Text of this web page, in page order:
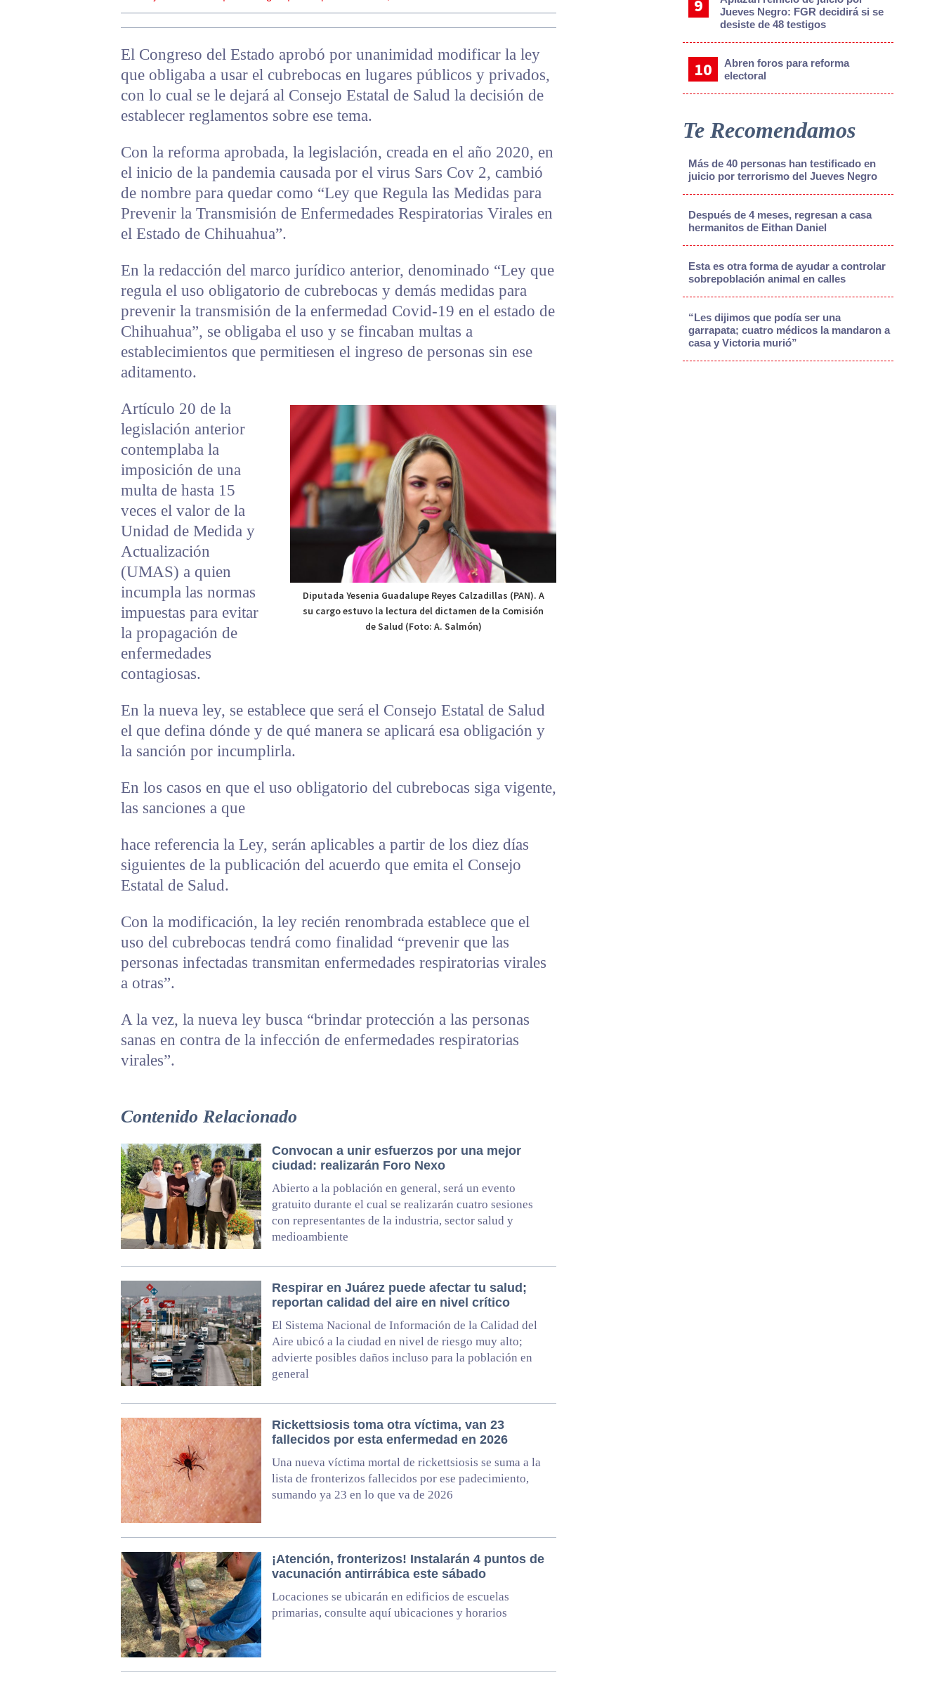
El Congreso del Estado aprobó por unanimidad modificar la ley
que obligaba a usar el cubrebocas en lugares públicos y privados,
con lo cual se le dejará al Consejo Estatal de Salud la decisión de
establecer reglamentos sobre ese tema.
Con la reforma aprobada, la legislación, creada en el año 2020, en
el inicio de la pandemia causada por el virus Sars Cov 2, cambió
de nombre para quedar como “Ley que Regula las Medidas para
Prevenir la Transmisión de Enfermedades Respiratorias Virales en
el Estado de Chihuahua”.
En la redacción del marco jurídico anterior, denominado “Ley que
regula el uso obligatorio de cubrebocas y demás medidas para
prevenir la transmisión de la enfermedad Covid-19 en el estado de
Chihuahua”, se obligaba el uso y se fincaban multas a
establecimientos que permitiesen el ingreso de personas sin ese
aditamento.
Diputada Yesenia Guadalupe Reyes Calzadillas (PAN). A
su cargo estuvo la lectura del dictamen de la Comisión
de Salud (Foto: A. Salmón)
Artículo 20 de la
legislación anterior
contemplaba la
imposición de una
multa de hasta 15
veces el valor de la
Unidad de Medida y
Actualización
(UMAS) a quien
incumpla las normas
impuestas para evitar
la propagación de
enfermedades
contagiosas.
En la nueva ley, se establece que será el Consejo Estatal de Salud
el que defina dónde y de qué manera se aplicará esa obligación y
la sanción por incumplirla.
En los casos en que el uso obligatorio del cubrebocas siga vigente,
las sanciones a que
hace referencia la Ley, serán aplicables a partir de los diez días
siguientes de la publicación del acuerdo que emita el Consejo
Estatal de Salud.
Con la modificación, la ley recién renombrada establece que el
uso del cubrebocas tendrá como finalidad “prevenir que las
personas infectadas transmitan enfermedades respiratorias virales
a otras”.
A la vez, la nueva ley busca “brindar protección a las personas
sanas en contra de la infección de enfermedades respiratorias
virales”.
Contenido Relacionado
Convocan a unir esfuerzos por una mejor
ciudad: realizarán Foro Nexo
Abierto a la población en general, será un evento
gratuito durante el cual se realizarán cuatro sesiones
con representantes de la industria, sector salud y
medioambiente
Respirar en Juárez puede afectar tu salud;
reportan calidad del aire en nivel crítico
El Sistema Nacional de Información de la Calidad del
Aire ubicó a la ciudad en nivel de riesgo muy alto;
advierte posibles daños incluso para la población en
general
Rickettsiosis toma otra víctima, van 23
fallecidos por esta enfermedad en 2026
Una nueva víctima mortal de rickettsiosis se suma a la
lista de fronterizos fallecidos por ese padecimiento,
sumando ya 23 en lo que va de 2026
¡Atención, fronterizos! Instalarán 4 puntos de
vacunación antirrábica este sábado
Locaciones se ubicarán en edificios de escuelas
primarias, consulte aquí ubicaciones y horarios
Jueves Negro: FGR decidirá si se
desiste de 48 testigos
Abren foros para reforma
electoral
Te Recomendamos
Más de 40 personas han testificado en
juicio por terrorismo del Jueves Negro
Después de 4 meses, regresan a casa
hermanitos de Eithan Daniel
Esta es otra forma de ayudar a controlar
sobrepoblación animal en calles
“Les dijimos que podía ser una
garrapata; cuatro médicos la mandaron a
casa y Victoria murió”